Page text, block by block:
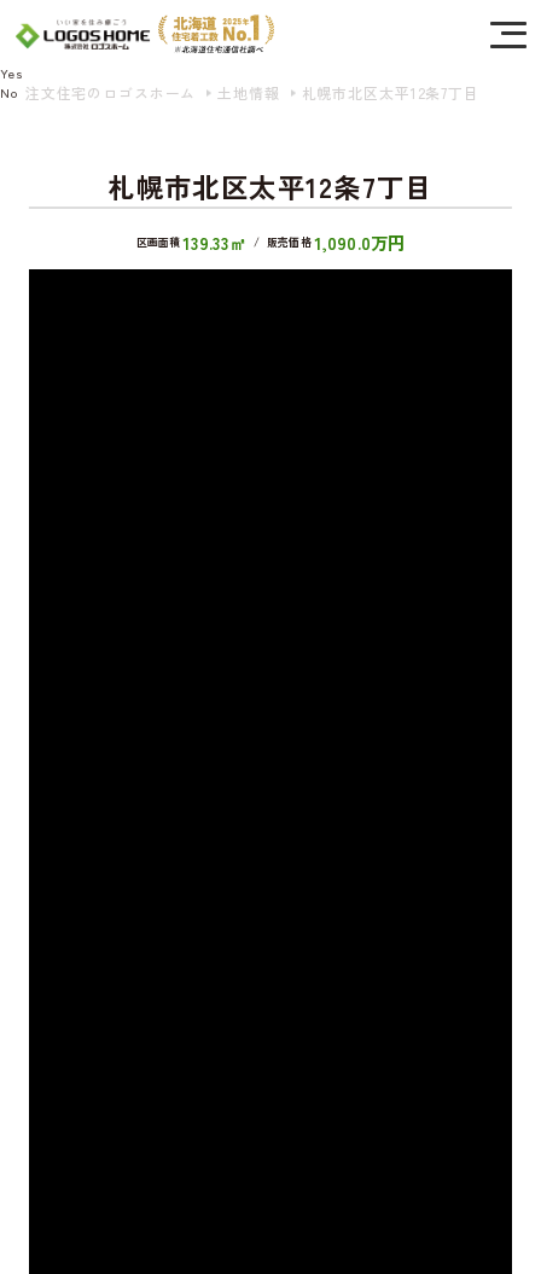
注文住宅のロゴスホーム 土地情報 札幌市北区太平12条7丁目
札幌市北区太平12条7丁目
区画面積139.33㎡ / 販売価格1,090.0万円
Cookie を使用して、お客様の活動を追跡してもよろしいですか? 当社ではお客様の
プライバシーを極めて重視しています。詳細について、およびご質問がある場合
は、当社のプライバシーポリシーをご覧ください。
Yes
No